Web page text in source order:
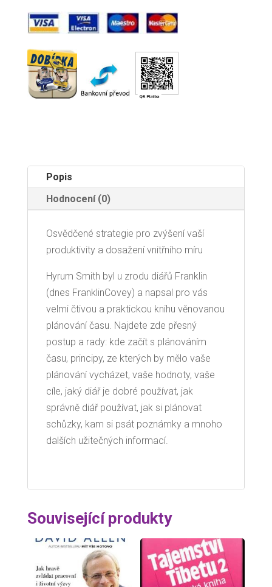
Popis
Hodnocení (0)
Osvědčené strategie pro zvýšení vaší
produktivity a dosažení vnitřního míru
Hyrum Smith byl u zrodu diářů Franklin
(dnes FranklinCovey) a napsal pro vás
velmi čtivou a praktickou knihu věnovanou
plánování času. Najdete zde přesný
postup a rady: kde začít s plánováním
času, principy, ze kterých by mělo vaše
plánování vycházet, vaše hodnoty, vaše
cíle, jaký diář je dobré používat, jak
správně diář používat, jak si plánovat
schůzky, kam si psát poznámky a mnoho
dalších užitečných informací.
Související produkty
Sleva!